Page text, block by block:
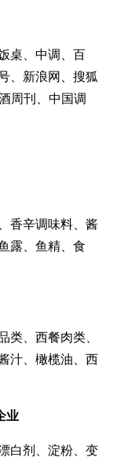
桌、中调、百
、新浪网、搜狐
周刊、中国调
香辛调味料、酱
露、鱼精、食
类、西餐肉类、
汁、橄榄油、西
业
白剂、淀粉、变